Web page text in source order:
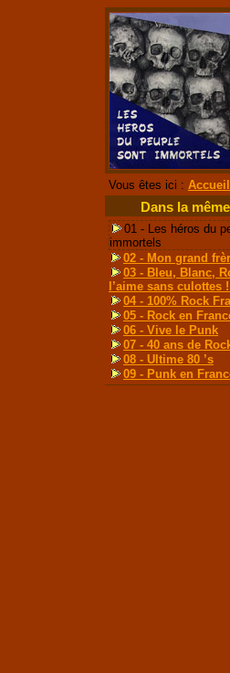
Vous êtes ici : Accueil
Dans la
01 - Les héros du
immortels
02 - Mon grand
03 - Bleu, Blanc,
l’aime sans culottes
04 - 100% Rock
05 - Rock en
06 - Vive le Punk
07 - 40 ans de
08 - Ultime 80 ’s
09 - Punk en